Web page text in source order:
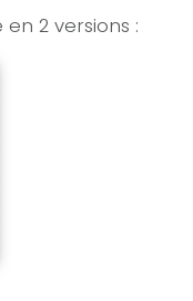
2 versions :